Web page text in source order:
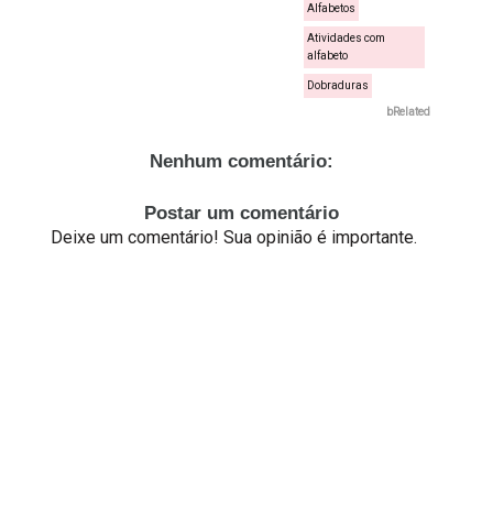
Alfabetos
Atividades com
alfabeto
Dobraduras
bRelated
Nenhum comentário:
Postar um comentário
Deixe um comentário! Sua opinião é importante.